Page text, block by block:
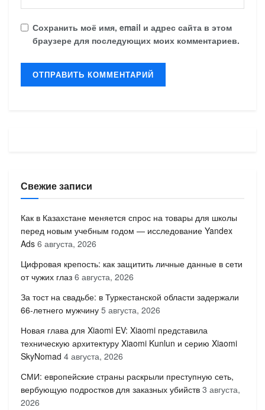
Сохранить моё имя, email и адрес сайта в этом
браузере для последующих моих комментариев.
Свежие записи
Как в Казахстане меняется спрос на товары для школы
перед новым учебным годом — исследование Yandex
Ads 6 августа, 2026
Цифровая крепость: как защитить личные данные в сети
от чужих глаз 6 августа, 2026
За тост на свадьбе: в Туркестанской области задержали
66-летнего мужчину 5 августа, 2026
Новая глава для Xiaomi EV: Xiaomi представила
техническую архитектуру Xiaomi Kunlun и серию Xiaomi
SkyNomad 4 августа, 2026
СМИ: европейские страны раскрыли преступную сеть,
вербующую подростков для заказных убийств 3 августа,
2026